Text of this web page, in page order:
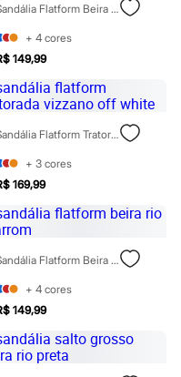
Sandália Flatform Beira Rio Off White
+ 4 cores
149,99
Sandália Flatform Tratorada Vizzano Off White
+ 3 cores
169,99
Sandália Flatform Beira Rio Marrom
+ 4 cores
149,99